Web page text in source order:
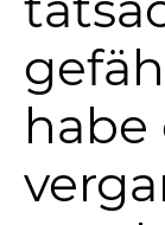
habe